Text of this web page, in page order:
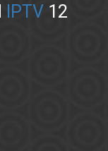
IPTV 12